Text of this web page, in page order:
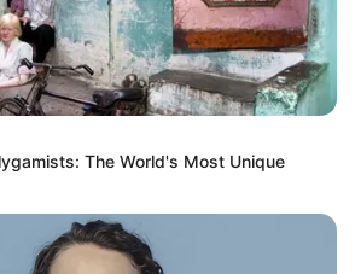
– ΤΟ ΒΙΒΛΙΟ
The World's Most Unique